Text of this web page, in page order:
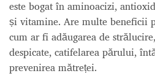
este bogat în aminoacizi,
și vitamine. Are multe beneficii
cum ar fi adăugarea de
despicate, catifelarea părului,
prevenirea mătreței.